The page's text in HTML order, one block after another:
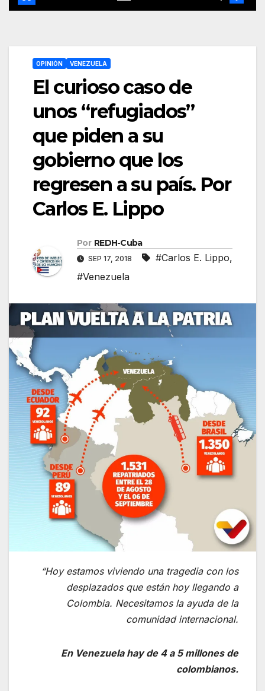
OPINIÓN VENEZUELA
El curioso caso de
unos “refugiados”
que piden a su
gobierno que los
regresen a su país. Por
Carlos E. Lippo
Por REDH-Cuba
SEP 17, 2018 #Carlos E. Lippo,
#Venezuela
“Hoy estamos viviendo una tragedia con los
desplazados que están hoy llegando a
Colombia. Necesitamos la ayuda de la
comunidad internacional.
En Venezuela hay de 4 a 5 millones de
colombianos.